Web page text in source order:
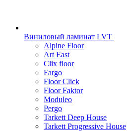
Виниловый ламинат LVT
Alpine Floor
Art East
Clix floor
Fargo
Floor Click
Floor Faktor
Moduleo
Pergo
Tarkett Deep House
Tarkett Progressive House